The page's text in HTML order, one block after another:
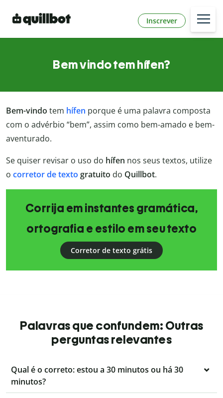
Inscrever
Bem vindo tem hífen?
Bem-vindo tem hífen porque é uma palavra composta
com o advérbio “bem”, assim como bem-amado e bem-
aventurado.
Se quiser revisar o uso do hífen nos seus textos, utilize
o corretor de texto gratuito do Quillbot.
Corrija em instantes gramática,
ortografia e estilo em seu texto
Corretor de texto grátis
Palavras que confundem: Outras
perguntas relevantes
Qual é o correto: estou a 30 minutos ou há 30
minutos?